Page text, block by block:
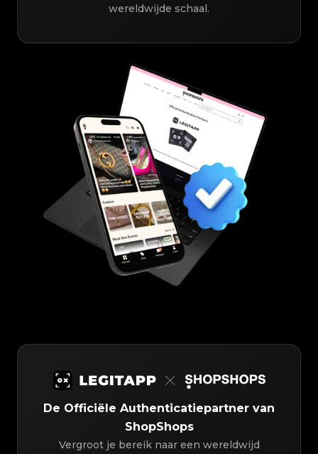
wereldwijde schaal.
De Officiële Authenticatiepartner van
ShopShops
Vergroot je bereik naar een wereldwijd